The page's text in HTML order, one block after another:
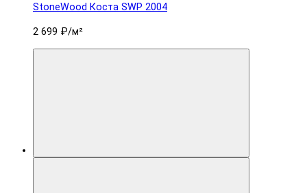
StoneWood Коста SWP 2004
2 699 ₽/м²